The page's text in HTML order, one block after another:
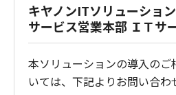
キヤノンITソリューショ
サービス営業本部 ＩＴサ
本ソリューションの導入のご
いては、下記よりお問い合わ